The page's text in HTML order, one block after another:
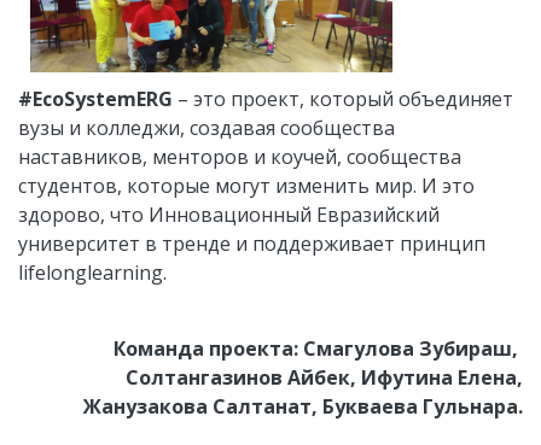
#EcoSystemERG – это проект, который объединяет
вузы и колледжи, создавая сообщества
наставников, менторов и коучей, сообщества
студентов, которые могут изменить мир. И это
здорово, что Инновационный Евразийский
университет в тренде и поддерживает принцип
lifelonglearning.
Команда проекта: Смагулова Зубираш,
Солтангазинов Айбек, Ифутина Елена,
Жанузакова Салтанат, Букваева Гульнара.